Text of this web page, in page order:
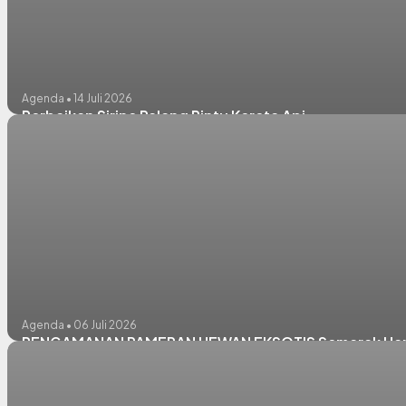
Agenda • 14 Juli 2026
Perbaikan Sirine Palang Pintu Kereta Api
Agenda • 06 Juli 2026
PENGAMANAN PAMERAN HEWAN EKSOTIS Semarak